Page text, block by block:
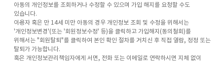
아동의 개인정보를 조회하거나 수정할 수 있으며 가입 해지를 요청할 수도
있습니다.
이용자 혹은 만 14세 미만 아동의 경우 개인정보 조회 및 수정을 위해서는
'개인정보변경'(또는 '회원정보수정' 등)을 클릭하고 가입해지(동의철회)를
위해서는 "회원탈퇴"를 클릭하여 본인 확인 절차를 거치신 후 직접 열람, 정정 또는
탈퇴가 가능합니다.
혹은 개인정보관리책임자에게 서면, 전화 또는 이메일로 연락하시면 지체 없이